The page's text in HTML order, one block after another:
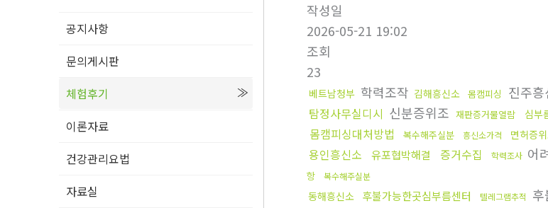
공지사항
문의게시판
체험후기
이론자료
건강관리요법
자료실
작성일
2026-05-21 19:02
조회
23
베트남청부 학력조작 김해흥신소 몸캠피싱 진주흥
탐정사무실디시 신분증위조 재판증거물열람 심부
몸캠피싱대처방법 복수해주실분 흥신소가격 면허증
용인흥신소 유포협박해결 증거수집 학력조사 어
항
복수해주실분
동해흥신소 후불가능한곳심부름센터 텔레그램추적